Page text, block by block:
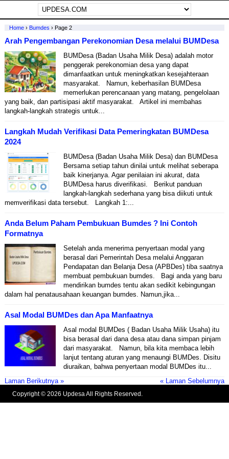
Home› Bumdes › Page 2
Arah Pengembangan Perekonomian Desa melalui BUMDesa
BUMDesa (Badan Usaha Milik Desa) adalah motor
penggerak perekonomian desa yang dapat
dimanfaatkan untuk meningkatkan kesejahteraan
masyarakat. Namun, keberhasilan BUMDesa
memerlukan perencanaan yang matang, pengelolaan
yang baik, dan partisipasi aktif masyarakat. Artikel ini membahas
langkah-langkah strategis untuk...
Langkah Mudah Verifikasi Data Pemeringkatan BUMDesa
2024
BUMDesa (Badan Usaha Milik Desa) dan BUMDesa
Bersama setiap tahun dinilai untuk melihat seberapa
baik kinerjanya. Agar penilaian ini akurat, data
BUMDesa harus diverifikasi. Berikut panduan
langkah-langkah sederhana yang bisa diikuti untuk
memverifikasi data tersebut. Langkah 1:...
Anda Belum Paham Pembukuan Bumdes ? Ini Contoh
Formatnya
Setelah anda menerima penyertaan modal yang
berasal dari Pemerintah Desa melalui Anggaran
Pendapatan dan Belanja Desa (APBDes) tiba saatnya
membuat pembukuan bumdes. Bagi anda yang baru
mendirikan bumdes tentu akan sedikit kebingungan
dalam hal penatausahaan keuangan bumdes. Namun,jika...
Asal Modal BUMDes dan Apa Manfaatnya
Asal modal BUMDes ( Badan Usaha Milik Usaha) itu
bisa berasal dari dana desa atau dana simpan pinjam
dari masyarakat. Namun, bila kita membaca lebih
lanjut tentang aturan yang menaungi BUMDes. Disitu
diuraikan, bahwa penyertaan modal BUMDes itu...
Laman Berikutnya »
« Laman Sebelumnya
Copyright © 2026 Updesa All Rights Reserved.